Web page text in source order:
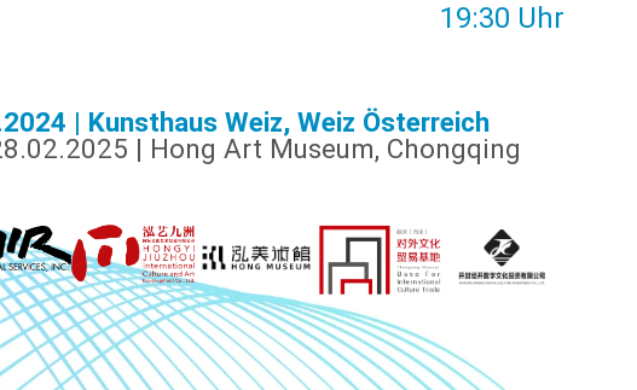
19:30 Uhr
| Kunsthaus Weiz, Weiz Österreich
| Hong Art Museum, Chongqing